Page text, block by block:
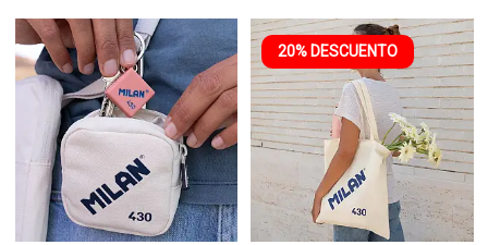
20% DESCUENTO